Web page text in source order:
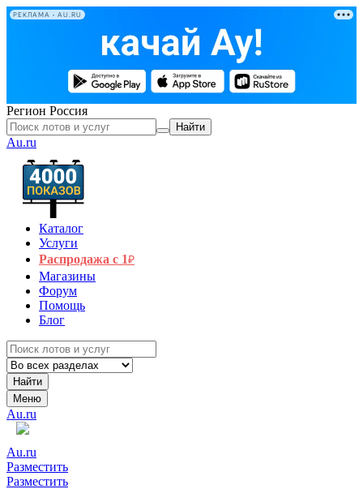
РЕКЛАМА • AU.RU
Регион Россия
Найти
Au.ru
Каталог
Услуги
Распродажа с 1₽
Магазины
Форум
Помощь
Блог
Найти
Меню
Au.ru
Au.ru
Разместить
Разместить